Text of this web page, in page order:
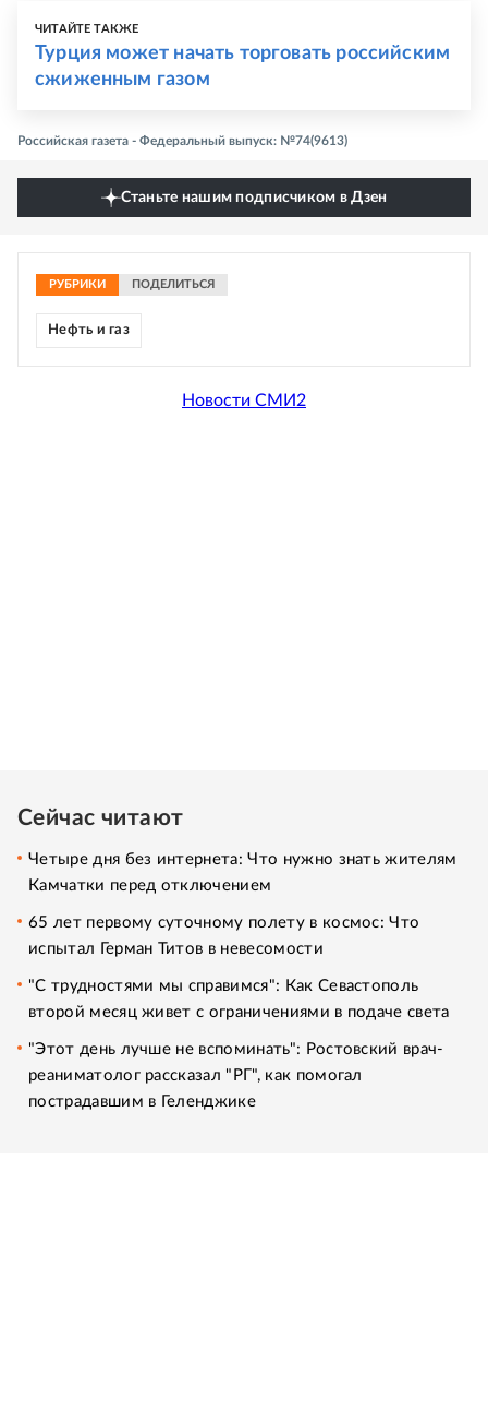
ЧИТАЙТЕ ТАКЖЕ
Турция может начать торговать российским
сжиженным газом
Российская газета - Федеральный выпуск: №74(9613)
Станьте нашим подписчиком в Дзен
РУБРИКИ ПОДЕЛИТЬСЯ
Нефть и газ
Новости СМИ2
Сейчас читают
Четыре дня без интернета: Что нужно знать жителям
Камчатки перед отключением
65 лет первому суточному полету в космос: Что
испытал Герман Титов в невесомости
"С трудностями мы справимся": Как Севастополь
второй месяц живет с ограничениями в подаче света
"Этот день лучше не вспоминать": Ростовский врач-
реаниматолог рассказал "РГ", как помогал
пострадавшим в Геленджике